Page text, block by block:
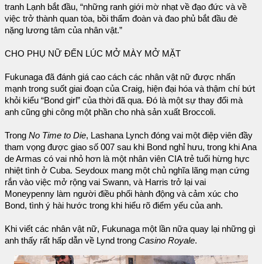
tranh Lạnh bắt đầu, “những ranh giới mờ nhạt về đạo đức và về
việc trở thành quan tòa, bồi thẩm đoàn và đao phủ bắt đầu đè
nặng lương tâm của nhân vật.”
CHO PHỤ NỮ ĐẾN LÚC MỞ MÀY MỞ MẶT
Fukunaga đã đánh giá cao cách các nhân vật nữ được nhấn
mạnh trong suốt giai đoạn của Craig, hiện đại hóa và thậm chí bứt
khỏi kiểu “Bond girl” của thời đã qua. Đó là một sự thay đổi mà
anh cũng ghi công một phần cho nhà sản xuất Broccoli.
Trong No Time to Die, Lashana Lynch đóng vai một điệp viên đầy
tham vọng được giao số 007 sau khi Bond nghỉ hưu, trong khi Ana
de Armas có vai nhỏ hơn là một nhân viên CIA trẻ tuổi hừng hực
nhiệt tình ở Cuba. Seydoux mang một chủ nghĩa lãng mạn cứng
rắn vào việc mở rộng vai Swann, và Harris trở lại vai
Moneypenny làm người điều phối hành động và cảm xúc cho
Bond, tình ý hài hước trong khi hiểu rõ điểm yếu của anh.
Khi viết các nhân vật nữ, Fukunaga một lần nữa quay lại những gì
anh thấy rất hấp dẫn về Lynd trong Casino Royale.